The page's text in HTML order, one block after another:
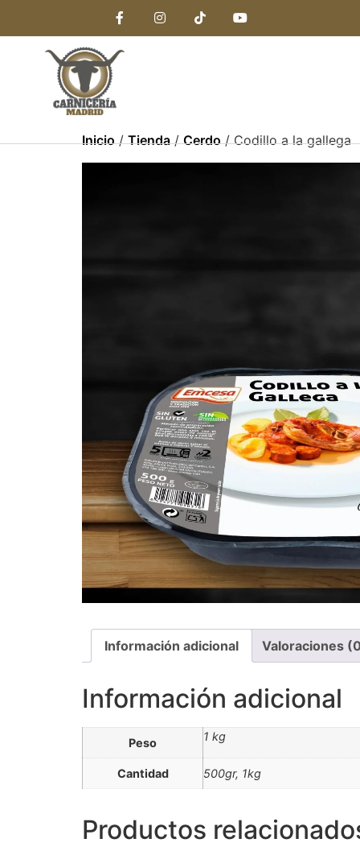
Inicio/Tienda/Cerdo/ Codillo a la gallega
Información adicional Valoraciones
Información adicional
Peso 1 kg
Cantidad 500gr, 1kg
Productos